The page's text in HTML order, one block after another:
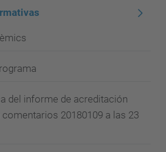
del informe de acreditación
20180109 a las 23